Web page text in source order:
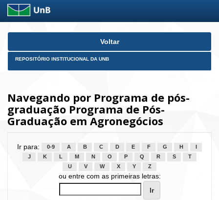
Skip
Voltar
REPOSITÓRIO INSTITUCIONAL DA UNB
Navegando por Programa de pós-
graduação Programa de Pós-
Graduação em Agronegócios
Ir para: 0-9 A B C D E F G H
J
K L M N O P Q R S
T
U
V W X Y Z
ou entre com as primeiras letras: